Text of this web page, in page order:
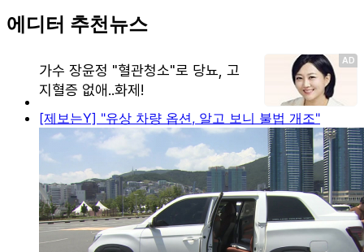
에디터 추천뉴스
[제보는Y] "유상 차량 옵션, 알고 보니 불법 개조"